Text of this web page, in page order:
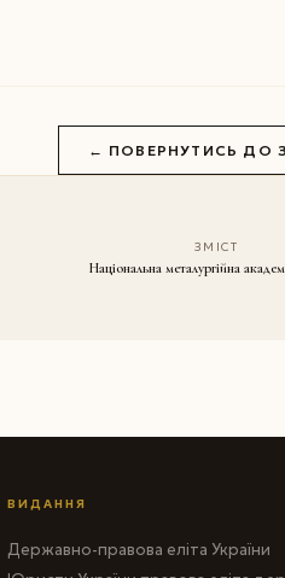
← ПОВЕРНУТИСЬ ДО
ЗМІСТ
Національна металургійна
ВИДАННЯ
Державно-правова еліта України